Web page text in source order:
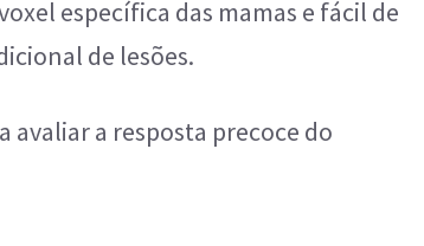
específica das mamas e fácil de
de lesões.
avaliar a resposta precoce do